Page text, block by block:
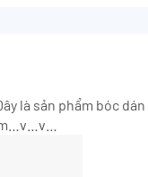
là sản phẩm bóc